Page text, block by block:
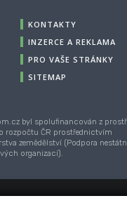
KONTAKTY
INZERCE A REKLAMA
PRO VAŠE STRÁNKY
SITEMAP
byl spolufinancován z
rozpočtu ČR prostřednictvím
zemědělství (Podpora
organizací).